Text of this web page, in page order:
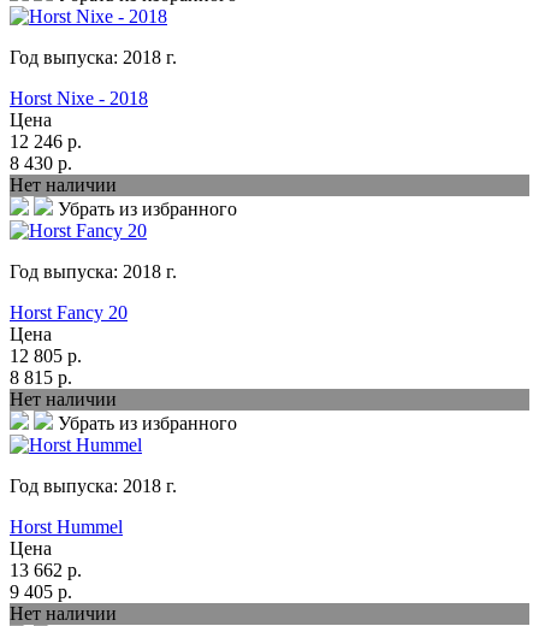
Год выпуска: 2018 г.
Horst Nixe - 2018
Цена
12 246 р.
8 430 р.
Нет наличии
Убрать из избранного
Год выпуска: 2018 г.
Horst Fancy 20
Цена
12 805 р.
8 815 р.
Нет наличии
Убрать из избранного
Год выпуска: 2018 г.
Horst Hummel
Цена
13 662 р.
9 405 р.
Нет наличии